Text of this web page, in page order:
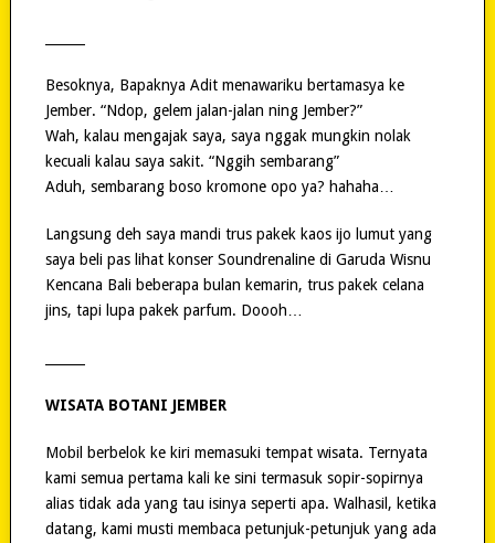
Besoknya, Bapaknya Adit menawariku bertamasya ke
Jember. “Ndop, gelem jalan-jalan ning Jember?”
Wah, kalau mengajak saya, saya nggak mungkin nolak
kecuali kalau saya sakit. “Nggih sembarang”
Aduh, sembarang boso kromone opo ya? hahaha…
Langsung deh saya mandi trus pakek kaos ijo lumut yang
saya beli pas lihat konser Soundrenaline di Garuda Wisnu
Kencana Bali beberapa bulan kemarin, trus pakek celana
jins, tapi lupa pakek parfum. Doooh…
WISATA BOTANI JEMBER
Mobil berbelok ke kiri memasuki tempat wisata. Ternyata
kami semua pertama kali ke sini termasuk sopir-sopirnya
alias tidak ada yang tau isinya seperti apa. Walhasil, ketika
datang, kami musti membaca petunjuk-petunjuk yang ada